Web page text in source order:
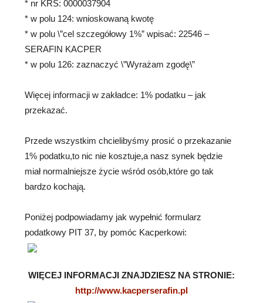
* nr KRS: 0000037904
* w polu 124: wnioskowaną kwotę
* w polu \”cel szczegółowy 1%” wpisać: 22546 –
SERAFIN KACPER
* w polu 126: zaznaczyć \”Wyrażam zgodę\”
Więcej informacji w zakładce: 1% podatku – jak
przekazać.
Przede wszystkim chcielibyśmy prosić o przekazanie
1% podatku,to nic nie kosztuje,a nasz synek będzie
miał normalniejsze życie wśród osób,które go tak
bardzo kochają.
Poniżej podpowiadamy jak wypełnić formularz
podatkowy PIT 37, by pomóc Kacperkowi:
WIĘCEJ INFORMACJI ZNAJDZIESZ NA STRONIE:
http://www.kacperserafin.pl